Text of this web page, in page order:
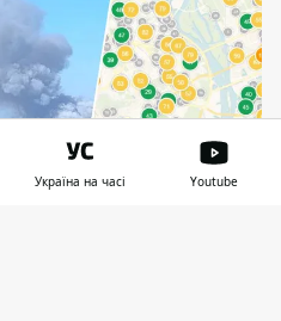
Україна на часі Youtube